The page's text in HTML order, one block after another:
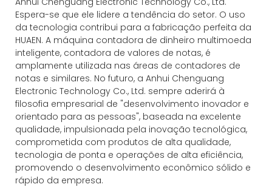
Espera-se que ele lidere a tendência do setor. O uso
da tecnologia contribui para a fabricação perfeita da
HUAEN. A máquina contadora de dinheiro multimoeda
inteligente, contadora de valores de notas, é
amplamente utilizada nas áreas de contadores de
notas e similares. No futuro, a Anhui Chenguang
Electronic Technology Co., Ltd. sempre aderirá à
filosofia empresarial de "desenvolvimento inovador e
orientado para as pessoas", baseada na excelente
qualidade, impulsionada pela inovação tecnológica,
comprometida com produtos de alta qualidade,
tecnologia de ponta e operações de alta eficiência,
promovendo o desenvolvimento econômico sólido e
rápido da empresa.